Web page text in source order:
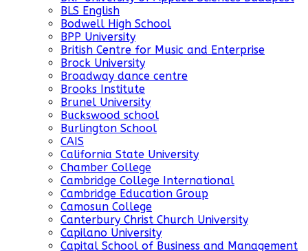
BLS English
Bodwell High School
BPP University
British Centre for Music and Enterprise
Brock University
Broadway dance centre
Brooks Institute
Brunel University
Buckswood school
Burlington School
CAIS
California State University
Chamber College
Cambridge College International
Cambridge Education Group
Camosun College
Canterbury Christ Church University
Capilano University
Capital School of Business and Management